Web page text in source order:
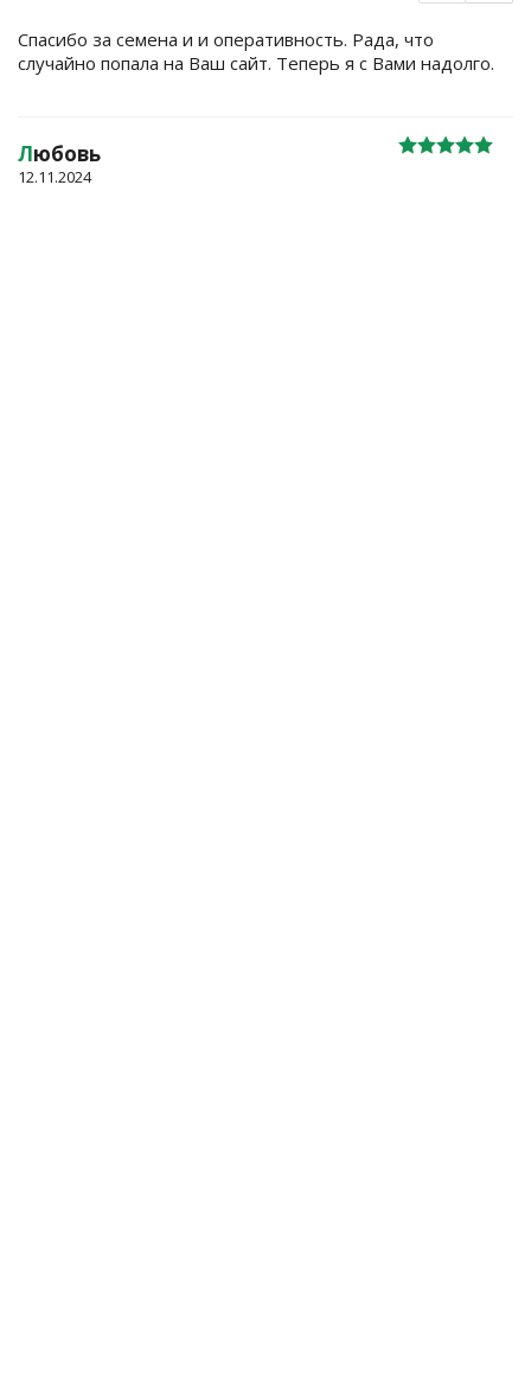
Спасибо за семена и и оперативность. Рада, что
случайно попала на Ваш сайт. Теперь я с Вами надолго.
Любовь
12.11.2024